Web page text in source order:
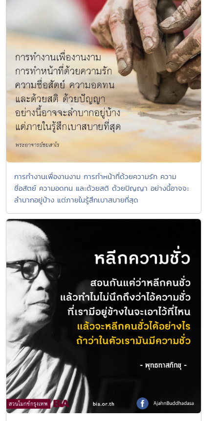
การทำงานเพื่องานงาม การทำหน้าที่ด้วยความรัก ความ
ซื่อสัตย์ ความอดทน และด้วยสติ ด้วยปัญญา อย่างนี้อาจจะ
ลำบากอยู่บ้าง แต่ภายในรู้สึกเบาสบายที่สุด